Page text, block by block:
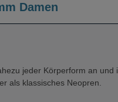
Damen
jeder Körperform an und
als klassisches Neopren.